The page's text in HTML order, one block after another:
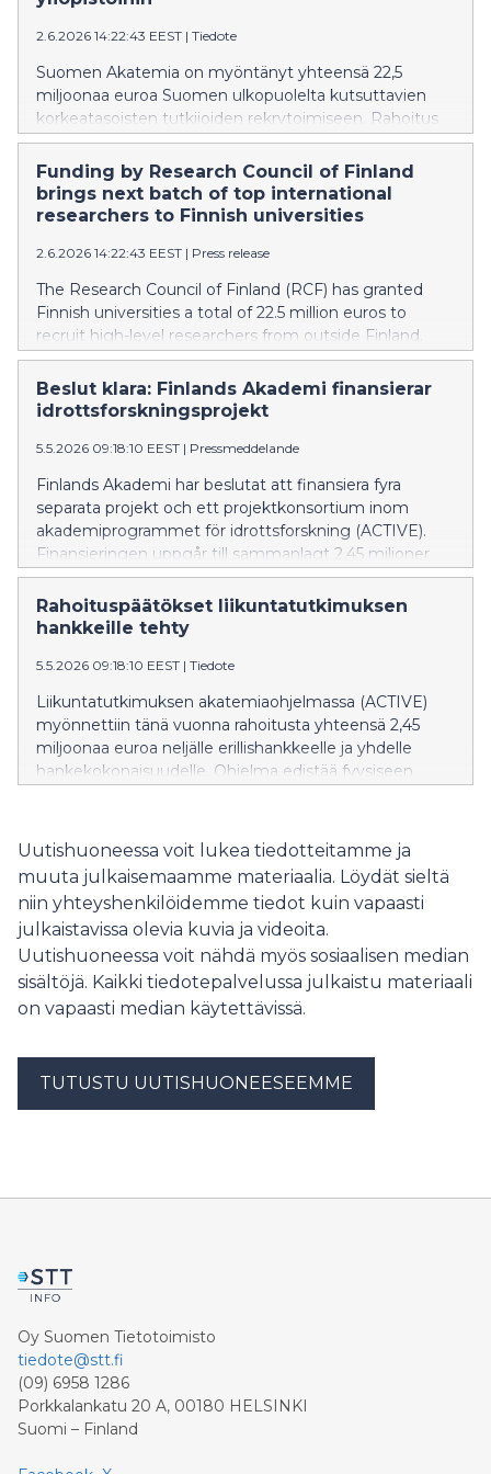
2.6.2026 14:22:43 EEST | Tiedote
Suomen Akatemia on myöntänyt yhteensä 22,5
miljoonaa euroa Suomen ulkopuolelta kutsuttavien
korkeatasoisten tutkijoiden rekrytoimiseen. Rahoitus
mahdollistaa yhdeksän kansainvälisen tutkijan
siirtymisen suomalaisiin yliopistoihin professorin
tehtäviin. Akatemian panostus huippuosaajien
rekrytoimiseksi Suomeen on kansainvälisestikin
Funding by Research Council of Finland
brings next batch of top international
researchers to Finnish universities
2.6.2026 14:22:43 EEST | Press release
The Research Council of Finland (RCF) has granted
Finnish universities a total of 22.5 million euros to
recruit high-level researchers from outside Finland.
The funding will enable nine international researchers
to transfer to Finnish universities as professors. The
RCF’s investment in recruiting top experts to Finland
Beslut klara: Finlands Akademi finansierar
idrottsforskningsprojekt
5.5.2026 09:18:10 EEST | Pressmeddelande
Finlands Akademi har beslutat att finansiera fyra
separata projekt och ett projektkonsortium inom
akademiprogrammet för idrottsforskning (ACTIVE).
Finansieringen uppgår till sammanlagt 2,45 miljoner
euro. ACTIVE-programmet främjar forskningens
kvalitet, förnyelse och genomslag inom fysisk aktivitet,
motion och idrott. Det kom in 49 ansökningar om en
Ansökningarna bedömdes av en internationell
expertpanel.
Rahoituspäätökset liikuntatutkimuksen
hankkeille tehty
5.5.2026 09:18:10 EEST | Tiedote
Liikuntatutkimuksen akatemiaohjelmassa (ACTIVE)
myönnettiin tänä vuonna rahoitusta yhteensä 2,45
miljoonaa euroa neljälle erillishankkeelle ja yhdelle
hankekokonaisuudelle. Ohjelma edistää fyysiseen
Hakemuksia saatiin tällä kertaa 49, ja rahoitusta
haettiin lähes 24,4 miljoonalla eurolla. Hakemukset
arvioitiin kansainvälisessä vertaisarviointipaneelissa.
Uutishuoneessa voit lukea tiedotteitamme ja
muuta julkaisemaamme materiaalia. Löydät sieltä
niin yhteyshenkilöidemme tiedot kuin vapaasti
julkaistavissa olevia kuvia ja videoita.
Uutishuoneessa voit nähdä myös sosiaalisen median
sisältöjä. Kaikki tiedotepalvelussa julkaistu materiaali
on vapaasti median käytettävissä.
TUTUSTU UUTISHUONEESEEMME
Oy Suomen Tietotoimisto
tiedote@stt.fi
(09) 6958 1286
Porkkalankatu 20 A, 00180 HELSINKI
Suomi – Finland